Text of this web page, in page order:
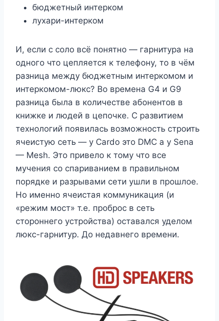
бюджетный интерком
лухари-интерком
И, если с соло всё понятно — гарнитура на
одного что цепляется к телефону, то в чём
разница между бюджетным интеркомом и
интеркомом-люкс? Во времена G4 и G9
разница была в количестве абонентов в
книжке и людей в цепочке. С развитием
технологий появилась возможность строить
ячеистую сеть — у Cardo это DMC а у Sena
— Mesh. Это привело к тому что все
мучения со спариванием в правильном
порядке и разрывами сети ушли в прошлое.
Но именно ячеистая коммуникация (и
«режим мост» т.е. проброс в сеть
стороннего устройства) оставался уделом
люкс-гарнитур. До недавнего времени.